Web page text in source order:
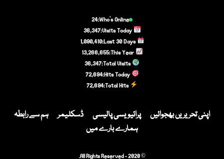
Who's Online:
24
Visits Today:
36,347
Last 30 Days:
1,090,410
This Year:
13,266,655
Total Visits:
36,347
Hits Today:
72,694
Total Hits:
72,694
اپنی تحریریں بھجوائیں پرائیویسی پالیسی ڈسکلیمر
ہم سے رابطہ
ہمارے بارے میں
© 2020 - All Rights Reserved.